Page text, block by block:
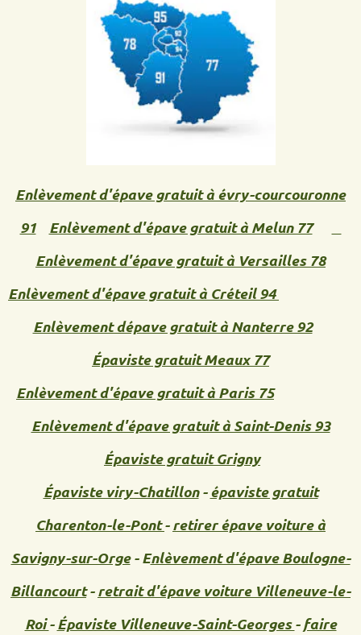
Enlèvement d'épave gratuit à évry-courcouronne
91
Enlèvement d'épave gratuit à Melun 77
Enlèvement d'épave gratuit à Versailles 78
Enlèvement d'épave gratuit à Créteil 94
Enlèvement dépave gratuit à Nanterre 92
Épaviste gratuit Meaux 77
Enlèvement d'épave gratuit à Paris 75
Enlèvement d'épave gratuit à Saint-Denis 93
Épaviste gratuit Grigny
Épaviste viry-Chatillon-épaviste gratuit
Charenton-le-Pont-retirer épave voiture à
Savigny-sur-Orge- Enlèvement d'épave Boulogne-
Billancourt-retrait d'épave voiture Villeneuve-le-
Roi-Épaviste Villeneuve-Saint-Georges-faire